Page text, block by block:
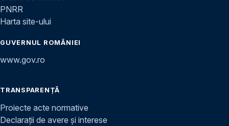
PNRR
Harta site-ului
GUVERNUL ROMÂNIEI
www.gov.ro
TRANSPARENȚĂ
Proiecte acte normative
Declarații de avere și interese